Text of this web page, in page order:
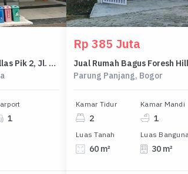
Termurah Jual Cepat di Cluster Dallas Pik 2, Jl. Tanjung Burung, Tanjung Burung, Teluknaga, Tangerang, Banten, Indonesia, 15510, Pantai Indah Kapuk 2 Rumah PPJB Bagus Dekat Toll
1
Rp 385 Juta
Parung Panjang, Bogor
Kamar Tidur
2
Kamar Mandi
1
Luas Tanah
60 m²
Luas
30 m²